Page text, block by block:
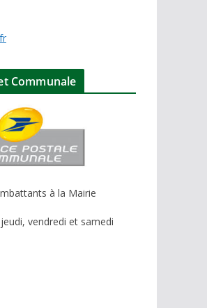
Communale
à la Mairie
vendredi et samedi